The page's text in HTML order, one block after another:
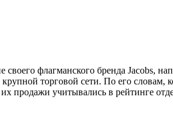
флагманского бренда Jacobs,
торговой сети. По его словам,
продажи учитывались в рейтинге